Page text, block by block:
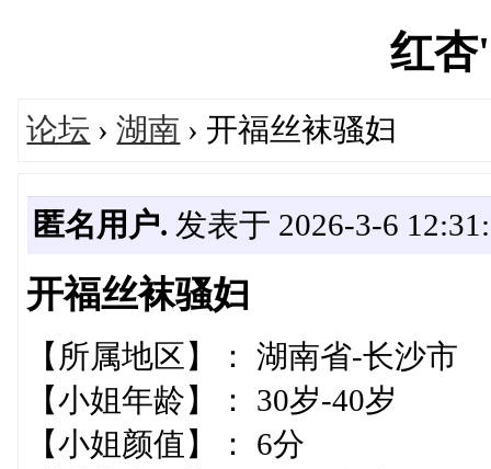
红杏
论坛 ›湖南 › 开福丝袜骚妇
匿名用户. 发表于 2026-3-6
开福丝袜骚妇
【所属地区】： 湖南省-长沙市
【小姐年龄】： 30岁-40岁
【小姐颜值】： 6分